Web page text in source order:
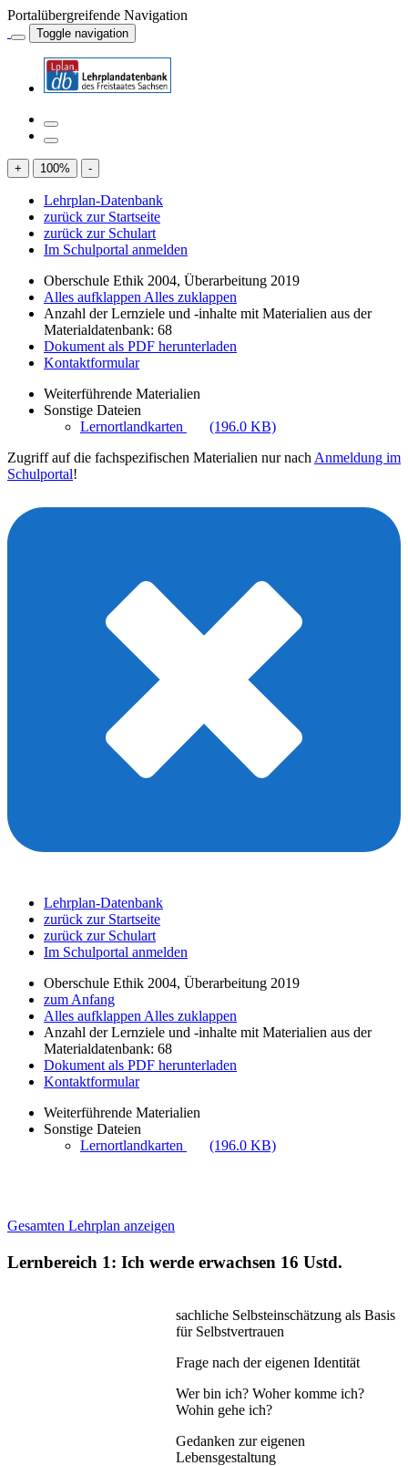
Portalübergreifende Navigation
Toggle navigation
+ 100% -
Lehrplan-Datenbank
zurück zur Startseite
zurück zur Schulart
Im Schulportal anmelden
Oberschule Ethik 2004, Überarbeitung 2019
Alles aufklappen Alles zuklappen
Anzahl der Lernziele und -inhalte mit Materialien aus der
Materialdatenbank: 68
Dokument als PDF herunterladen
Kontaktformular
Weiterführende Materialien
Sonstige Dateien
Lernortlandkarten
(196.0 KB)
Zugriff auf die fachspezifischen Materialien nur nach Anmeldung im
Schulportal!
Lehrplan-Datenbank
zurück zur Startseite
zurück zur Schulart
Im Schulportal anmelden
Oberschule Ethik 2004, Überarbeitung 2019
zum Anfang
Alles aufklappen Alles zuklappen
Anzahl der Lernziele und -inhalte mit Materialien aus der
Materialdatenbank: 68
Dokument als PDF herunterladen
Kontaktformular
Weiterführende Materialien
Sonstige Dateien
Lernortlandkarten
(196.0 KB)
Gesamten Lehrplan anzeigen
Lernbereich 1: Ich werde erwachsen 16 Ustd.
sachliche Selbsteinschätzung als Basis
für Selbstvertrauen
Frage nach der eigenen Identität
Wer bin ich? Woher komme ich?
Wohin gehe ich?
Gedanken zur eigenen
Lebensgestaltung